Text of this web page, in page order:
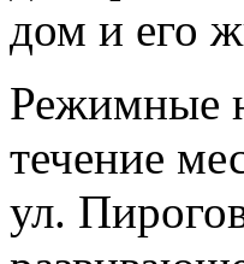
дом и его
Режимные
течение
ул.